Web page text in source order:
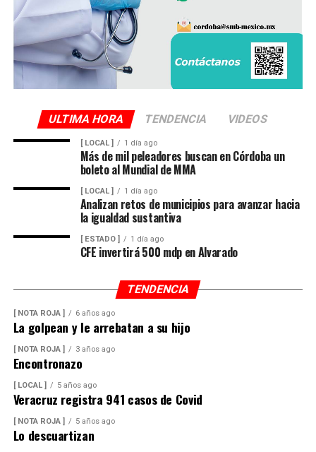
ULTIMA HORA TENDENCIA VIDEOS
[ LOCAL ] 1 día ago
Más de mil peleadores buscan en Córdoba un
boleto al Mundial de MMA
[ LOCAL ] 1 día ago
Analizan retos de municipios para avanzar hacia
la igualdad sustantiva
[ ESTADO ] 1 día ago
CFE invertirá 500 mdp en Alvarado
TENDENCIA
[ NOTA ROJA ] 6 años ago
La golpean y le arrebatan a su hijo
[ NOTA ROJA ] 3 años ago
Encontronazo
[ LOCAL ] 5 años ago
Veracruz registra 941 casos de Covid
[ NOTA ROJA ] 5 años ago
Lo descuartizan